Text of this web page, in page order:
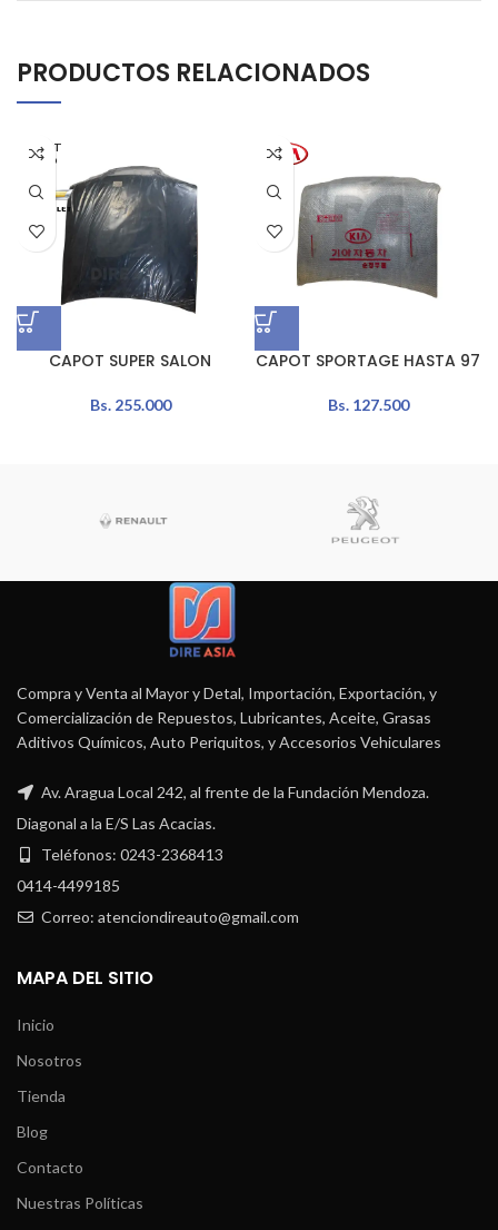
PRODUCTOS RELACIONADOS
AGOT
ADO
CAPOT SUPER SALON
Bs.255.000
CAPOT SPORTAGE HASTA 97
Bs.127.500
Compra y Venta al Mayor y Detal, Importación, Exportación, y
Comercialización de Repuestos, Lubricantes, Aceite, Grasas
Aditivos Químicos, Auto Periquitos, y Accesorios Vehiculares
Av. Aragua Local 242, al frente de la Fundación Mendoza.
Diagonal a la E/S Las Acacias.
Teléfonos: 0243-2368413
0414-4499185
Correo: atenciondireauto@gmail.com
MAPA DEL SITIO
Inicio
Nosotros
Tienda
Blog
Contacto
Nuestras Políticas